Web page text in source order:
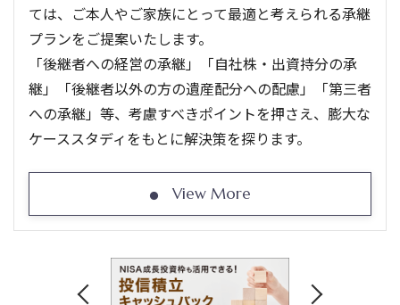
ては、ご本人やご家族にとって最適と考えられる承継
プランをご提案いたします。
「後継者への経営の承継」「自社株・出資持分の承
継」「後継者以外の方の遺産配分への配慮」「第三者
への承継」等、考慮すべきポイントを押さえ、膨大な
ケーススタディをもとに解決策を探ります。
View More